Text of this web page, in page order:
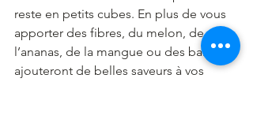
reste en petits cubes. En plus de vous
apporter des fibres, du melon, de
l’ananas, de la mangue ou des baies,
ajouteront de belles saveurs à vos